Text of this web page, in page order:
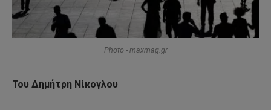
Photo - maxmag.gr
Του Δημήτρη Νίκογλου